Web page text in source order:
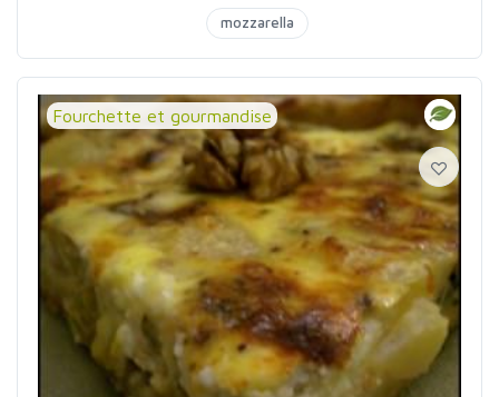
mozzarella
Fourchette et gourmandise